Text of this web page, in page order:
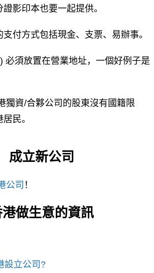
影印本也要一起提供。
付方式包括現金、支票、易辦事。
必須放置在營業地址，一個好例子是
獨資/合夥公司的股東沒有國籍限
民。
成立新公司
公司 ！
做生意的資訊
設立公司?